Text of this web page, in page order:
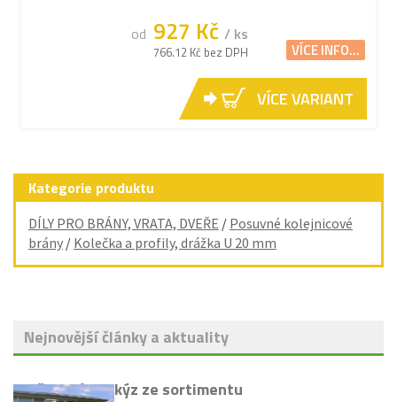
od 927 Kč / ks
766.12 Kč bez DPH VÍCE INFO...
VÍCE VARIANT
Kategorie produktu
DÍLY PRO BRÁNY, VRATA, DVEŘE / Posuvné kolejnicové
brány / Kolečka a profily, drážka U 20 mm
Nejnovější články a aktuality
Vyřazení markýz ze sortimentu